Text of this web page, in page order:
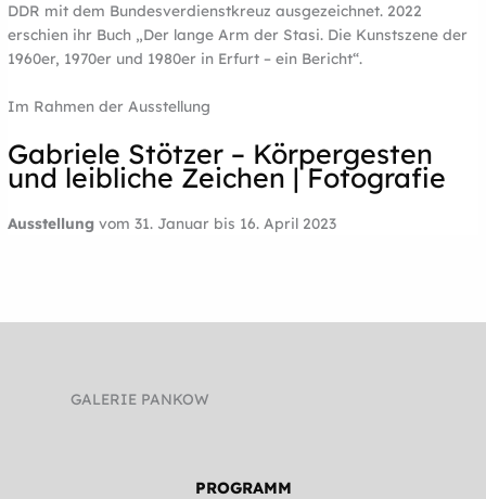
DDR mit dem Bundesverdienstkreuz ausgezeichnet. 2022
erschien ihr Buch „Der lange Arm der Stasi. Die Kunstszene der
1960er, 1970er und 1980er in Erfurt – ein Bericht“.
Im Rahmen der Ausstellung
Gabriele Stötzer – Körpergesten
und leibliche Zeichen | Fotografie
Ausstellungvom 31. Januar bis 16. April 2023
GALERIE PANKOW
PROGRAMM